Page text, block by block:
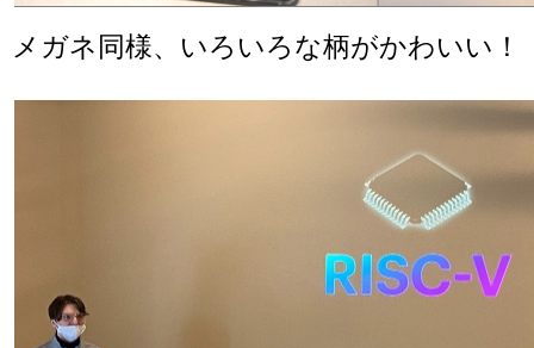
メガネ同様、いろいろな柄がかわいい！